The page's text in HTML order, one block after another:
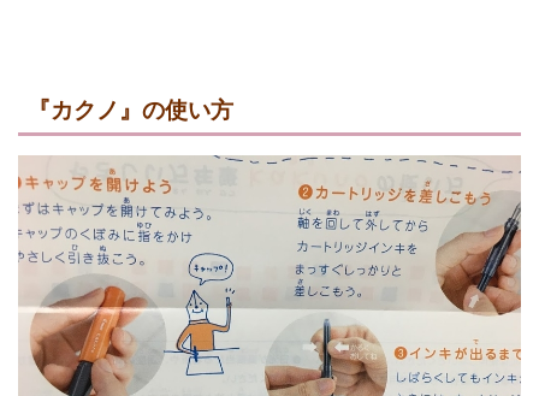
『カクノ』の使い方